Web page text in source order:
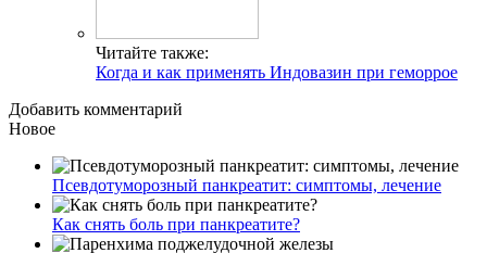
Читайте также:
Когда и как применять Индовазин при геморрое
Добавить комментарий
Новое
Псевдотуморозный панкреатит: симптомы, лечение
Как снять боль при панкреатите?